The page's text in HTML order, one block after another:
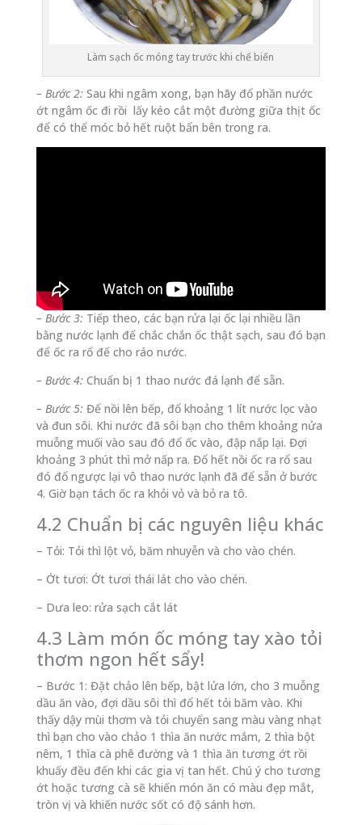
Làm sạch ốc móng tay trước khi chế biến
– Bước 2: Sau khi ngâm xong, bạn hãy đổ phần nước
ớt ngâm ốc đi rồi lấy kéo cắt một đường giữa thịt ốc
để có thể móc bỏ hết ruột bẩn bên trong ra.
– Bước 3: Tiếp theo, các bạn rửa lại ốc lại nhiều lần
bằng nước lạnh để chắc chắn ốc thật sạch, sau đó bạn
để ốc ra rổ để cho ráo nước.
– Bước 4: Chuẩn bị 1 thao nước đá lạnh để sẵn.
– Bước 5: Để nồi lên bếp, đổ khoảng 1 lít nước lọc vào
và đun sôi. Khi nước đã sôi bạn cho thêm khoảng nửa
muỗng muối vào sau đó đổ ốc vào, đập nắp lại. Đợi
khoảng 3 phút thì mở nấp ra. Đổ hết nồi ốc ra rổ sau
đó đổ ngược lại vô thao nước lạnh đã để sẵn ở bước
4. Giờ bạn tách ốc ra khỏi vỏ và bỏ ra tô.
4.2 Chuẩn bị các nguyên liệu khác
– Tỏi: Tỏi thì lột vỏ, băm nhuyễn và cho vào chén.
– Ớt tươi: Ớt tươi thái lát cho vào chén.
– Dưa leo: rửa sạch cắt lát
4.3 Làm món ốc móng tay xào tỏi
thơm ngon hết sẩy!
– Bước 1: Đặt chảo lên bếp, bật lửa lớn, cho 3 muỗng
dầu ăn vào, đợi dầu sôi thì đổ hết tỏi băm vào. Khi
thấy dậy mùi thơm và tỏi chuyển sang màu vàng nhạt
thì bạn cho vào chảo 1 thìa ăn nước mắm, 2 thìa bột
nêm, 1 thìa cà phê đường và 1 thìa ăn tương ớt rồi
khuấy đều đến khi các gia vị tan hết. Chú ý cho tương
ớt hoặc tương cà sẽ khiến món ăn có màu đẹp mắt,
tròn vị và khiến nước sốt có độ sánh hơn.